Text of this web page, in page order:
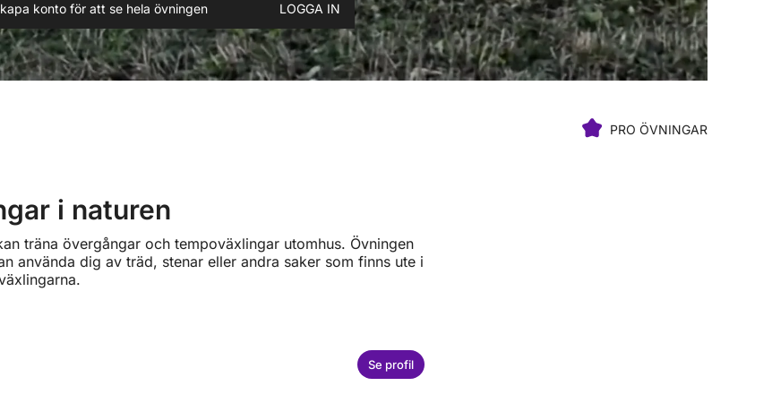
konto för att se hela övningen LOGGA IN
PRO ÖVNINGAR
i naturen
träna övergångar och tempoväxlingar utomhus. Övningen
använda dig av träd, stenar eller andra saker som finns ute i
Se profil